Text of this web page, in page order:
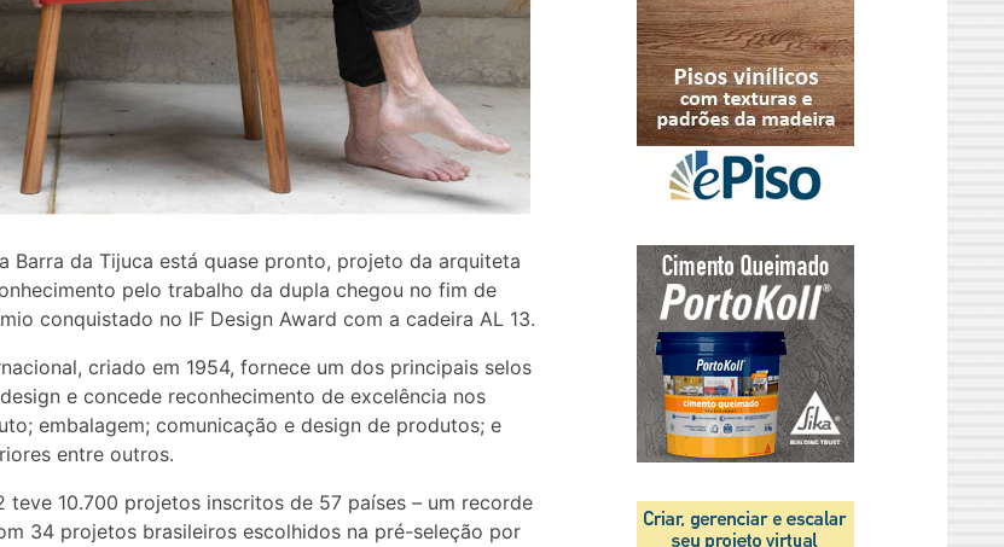
Barra da Tijuca está quase pronto, projeto da arquiteta
pelo trabalho da dupla chegou no fim de
conquistado no IF Design Award com a cadeira AL 13.
criado em 1954, fornece um dos principais selos
e concede reconhecimento de excelência nos
embalagem; comunicação e design de produtos; e
entre outros.
teve 10.700 projetos inscritos de 57 países – um recorde
34 projetos brasileiros escolhidos na pré-seleção por